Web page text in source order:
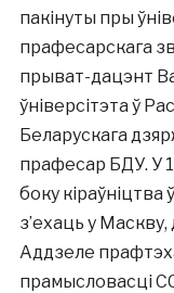
пакінуты пры
прафесарскага
прыват-дацэнт
ўніверсітэта ў
Беларускага
прафесар БДУ. У
боку кіраўніцтва
з’ехаць у
Аддзеле
прамысловасці